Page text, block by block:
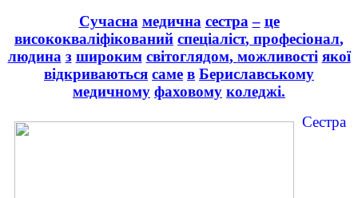
Сучасна медична сестра – це
висококваліфікований спеціаліст, професіонал,
людина з широким світоглядом, можливості якої
відкриваються саме в Бериславському
медичному фаховому коледжі.
Сестра